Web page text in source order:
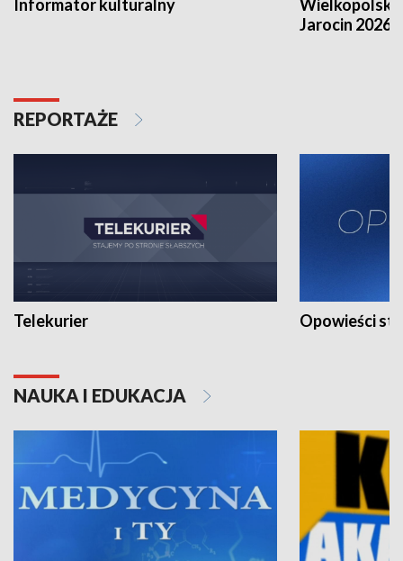
Informator kulturalny
Jarocin 2026
REPORTAŻE
Telekurier Opowieści
NAUKA I EDUKACJA